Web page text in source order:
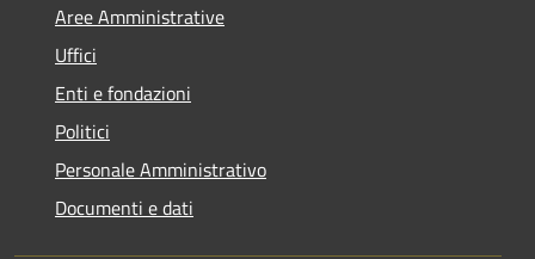
Aree Amministrative
Uffici
Enti e fondazioni
Politici
Personale Amministrativo
Documenti e dati